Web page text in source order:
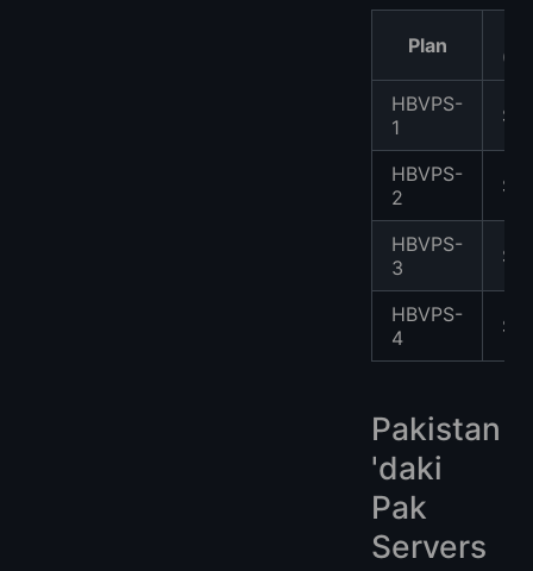
Plan
HBVPS-
1
HBVPS-
2
HBVPS-
3
HBVPS-
4
Pakistan
'daki
Pak
Servers